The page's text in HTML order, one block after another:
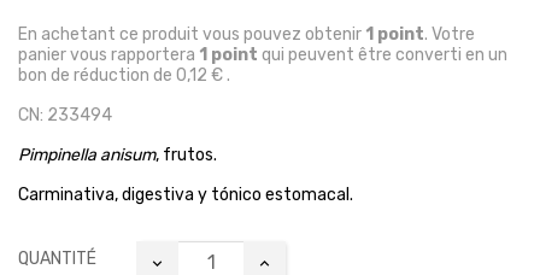
En achetant ce produit vous pouvez obtenir 1 point. Votre
panier vous rapportera 1 point qui peuvent être converti en un
bon de réduction de 0,12 €.
CN: 233494
Pimpinella anisum, frutos.
Carminativa, digestiva y tónico estomacal.
QUANTITÉ